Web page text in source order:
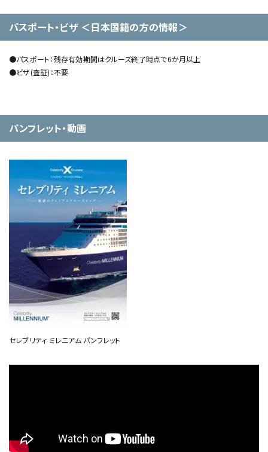
パスポート・ビザ ＜日本国籍の方の情報＞
●パスポート：残存有効期間はクルーズ終了時点で6か月以上
●ビザ(査証)：不要
パンフレット・動画
セレブリティ ミレニアム パンフレット